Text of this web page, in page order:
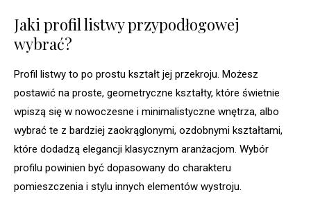
Jaki profil listwy przypodłogowej
wybrać?
Profil listwy to po prostu kształt jej przekroju. Możesz
postawić na proste, geometryczne kształty, które świetnie
wpiszą się w nowoczesne i minimalistyczne wnętrza, albo
wybrać te z bardziej zaokrąglonymi, ozdobnymi kształtami,
które dodadzą elegancji klasycznym aranżacjom. Wybór
profilu powinien być dopasowany do charakteru
pomieszczenia i stylu innych elementów wystroju.